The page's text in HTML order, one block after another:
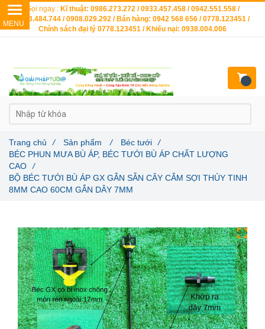
Trang chủ / Sản phẩm / Béc tưới
/
BÉC PHUN MƯA BÙ ÁP, BÉC TƯỚI BÙ ÁP CHẤT LƯỢNG
CAO
/
BỘ BÉC TƯỚI BÙ ÁP GX GẮN SẴN CÂY CẮM SỢI THỦY TINH
8MM CAO 60CM GẮN DÂY 7MM
Gọi ngay : Kĩ thuật: 0986.273.272 / 0933.457.458 / 0942.551.558 /
0903.484.744 / 0908.029.292 / Bán hàng: 0942 568 656 / 0778.123451 /
Chính sách đại lý 0778.123451 / Khiếu nại: 0938.004.006